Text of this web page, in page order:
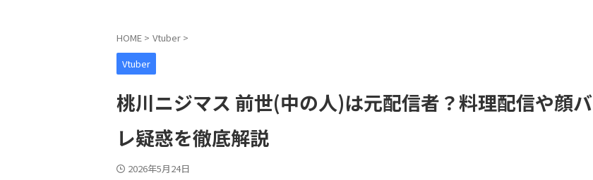
HOME > Vtuber >
Vtuber
桃川ニジマス 前世(中の人)は元配信者？料理配信や顔バ
レ疑惑を徹底解説
2026年5月24日